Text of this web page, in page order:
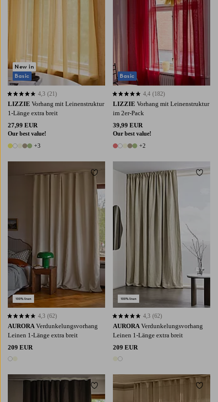
LIZZIE Vorhang mit Leinenstruktur
1-Länge extra breit
27,99 EUR
Our best value!
8 Farben
+3
4,3 basierend auf 21 Bewertungen
4,3 (21)
New in
Basic
LIZZIE Vorhang mit Leinenstruktur
im 2er-Pack
39,99 EUR
Our best value!
7 Farben
+2
4,4 basierend auf 182 Bewertungen
4,4 (182)
Basic
AURORA Verdunkelungsvorhang
Leinen 1-Länge extra breit
209 EUR
2 Farben
4,3 basierend auf 62 Bewertungen
4,3 (62)
Zu Favoriten hinzufügen
AURORA Verdunkelungsvorhang
Leinen 1-Länge extra breit
209 EUR
2 Farben
4,3 basierend auf 62 Bewertungen
4,3 (62)
Zu
300
Zu Favoriten hinzufügen Zu